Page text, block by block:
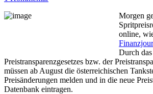
Morgen
online,
Durch
Preistransparenzgesetzes bzw. der
müssen ab August die österreichischen
Preisänderungen melden und in die neue
Datenbank eintragen.